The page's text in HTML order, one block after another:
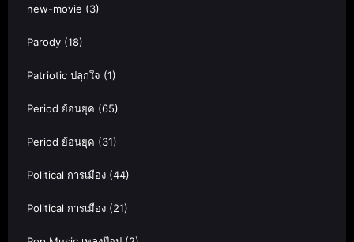
new-movie (3)
Parody (18)
Patriotic ปลุกใจ (1)
Period ย้อนยุค (65)
Period ย้อนยุค (31)
Political การเมือง (44)
Political การเมือง (21)